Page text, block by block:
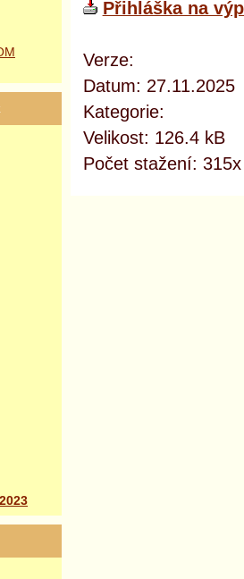
Přihláška na
Verze:
Datum: 27.11.2025
Kategorie:
Velikost: 126.4 kB
Počet stažení: 315x